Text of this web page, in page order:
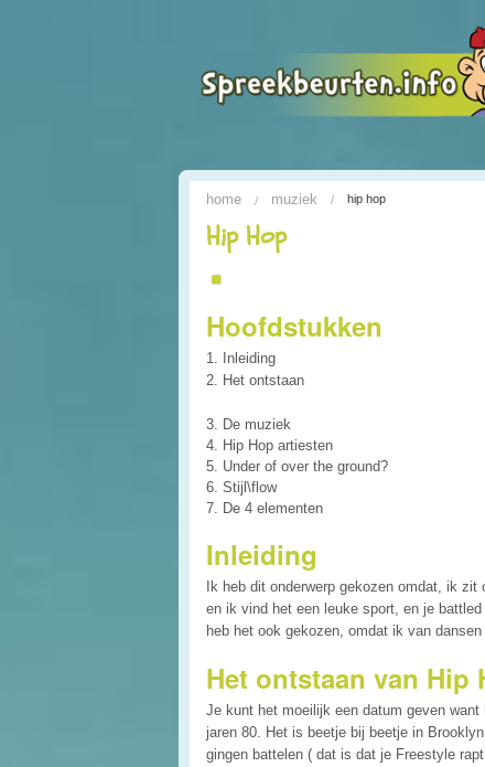
home muziek hip hop
Hip Hop
Hoofdstukken
1. Inleiding
2. Het ontstaan
3. De muziek
4. Hip Hop artiesten
5. Under of over the ground?
6. Stijl\flow
7. De 4 elementen
Inleiding
Ik heb dit onderwerp gekozen omdat, ik zit
en ik vind het een leuke sport, en je
heb het ook gekozen, omdat ik van
Het ontstaan van Hip
Je kunt het moeilijk een datum geven
jaren 80. Het is beetje bij beetje in
gingen battelen ( dat is dat je Freestyle